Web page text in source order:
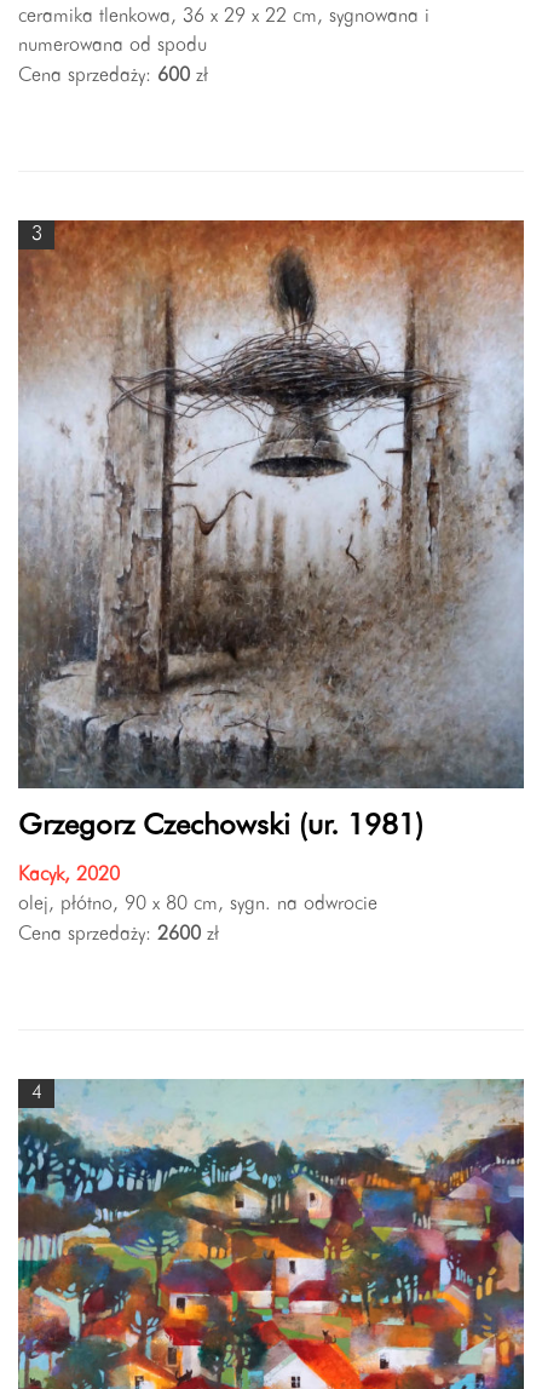
ceramika tlenkowa, 36 x 29 x 22 cm, sygnowana i
numerowana od spodu
Cena sprzedaży: 600 zł
3
Grzegorz Czechowski (ur. 1981)
Kacyk, 2020
olej, płótno, 90 x 80 cm, sygn. na odwrocie
Cena sprzedaży: 2600 zł
4